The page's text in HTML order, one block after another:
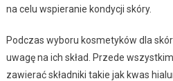
na celu wspieranie kondycji skóry.
Podczas wyboru kosmetyków dla
uwagę na ich skład. Przede
zawierać składniki takie jak kwas